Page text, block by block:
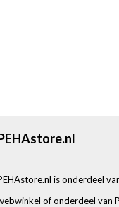
is onderdeel
of onderdeel van